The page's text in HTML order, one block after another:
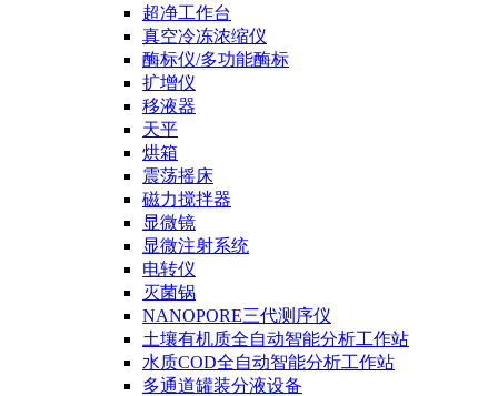
超净工作台
真空冷冻浓缩仪
酶标仪/多功能酶标
扩增仪
移液器
天平
烘箱
震荡摇床
磁力搅拌器
显微镜
显微注射系统
电转仪
灭菌锅
NANOPORE三代测序仪
土壤有机质全自动智能分析工作站
水质COD全自动智能分析工作站
多通道罐装分液设备